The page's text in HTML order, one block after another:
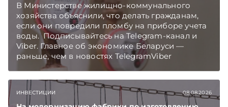
В Министерстве жилищно-коммунального
хозяйства объяснили, что делать гражданам,
если они повредили пломбу на приборе учета
воды. Подписывайтесь на Telegram‑канал и
Viber. Главное об экономике Беларуси —
раньше, чем в новостях TelegramViber
ИНВЕСТИЦИИ 08.08.2026